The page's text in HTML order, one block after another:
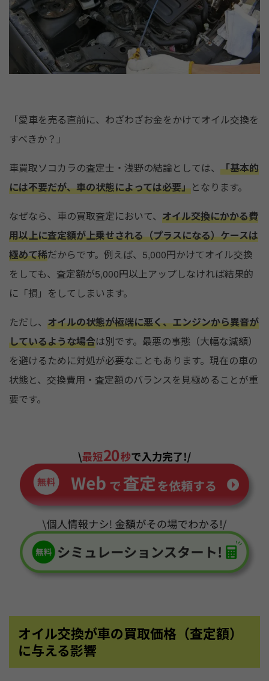
「愛車を売る直前に、わざわざお金をかけてオイル交換を
すべきか？」
車買取ソコカラの査定士・浅野の結論としては、 「基本的
には不要だが、車の状態によっては必要」となります。
なぜなら、車の買取査定において、 オイル交換にかかる費
用以上に査定額が上乗せされる（プラスになる）ケースは
極めて稀だからです。例えば、5,000円かけてオイル交換
をしても、査定額が5,000円以上アップしなければ結果的
に「損」をしてしまいます。
ただし、 オイルの状態が極端に悪く、エンジンから異音が
しているような場合は別です。最悪の事態（大幅な減額）
を避けるために対処が必要なこともあります。現在の車の
状態と、交換費用・査定額のバランスを見極めることが重
要です。
オイル交換が車の買取価格（査定額）
に与える影響